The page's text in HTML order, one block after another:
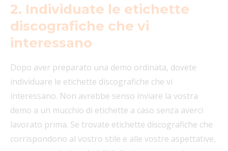
2. Individuate le etichette
discografiche che vi
interessano
Dopo aver preparato una demo ordinata, dovete
individuare le etichette discografiche che vi
interessano. Non avrebbe senso inviare la vostra
demo a un mucchio di etichette a caso senza averci
lavorato prima. Se trovate etichette discografiche che
corrispondono al vostro stile e alle vostre aspettative,